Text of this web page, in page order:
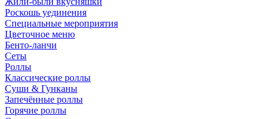
Роскошь уединения
Специальные мероприятия
Цветочное меню
Бенто-ланчи
Сеты
Роллы
Классические роллы
Суши & Гунканы
Запечённые роллы
Горячие роллы